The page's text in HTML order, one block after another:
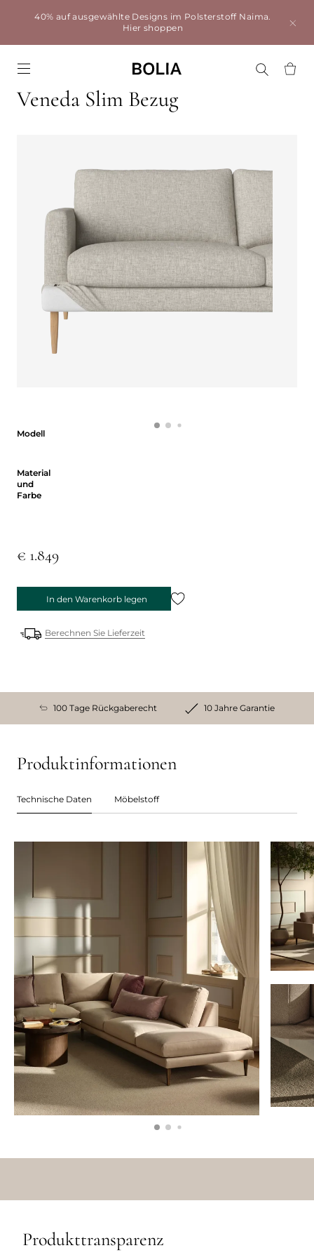
40% auf ausgewählte Designs im Polsterstoff Naima.
Hier shoppen
Veneda Slim Bezug
Modell
Material
und
Farbe
€ 1.849
In den Warenkorb legen
Berechnen Sie Lieferzeit
100 Tage Rückgaberecht 10 Jahre Garantie
Produktinformationen
Technische Daten Möbelstoff
Produkttransparenz